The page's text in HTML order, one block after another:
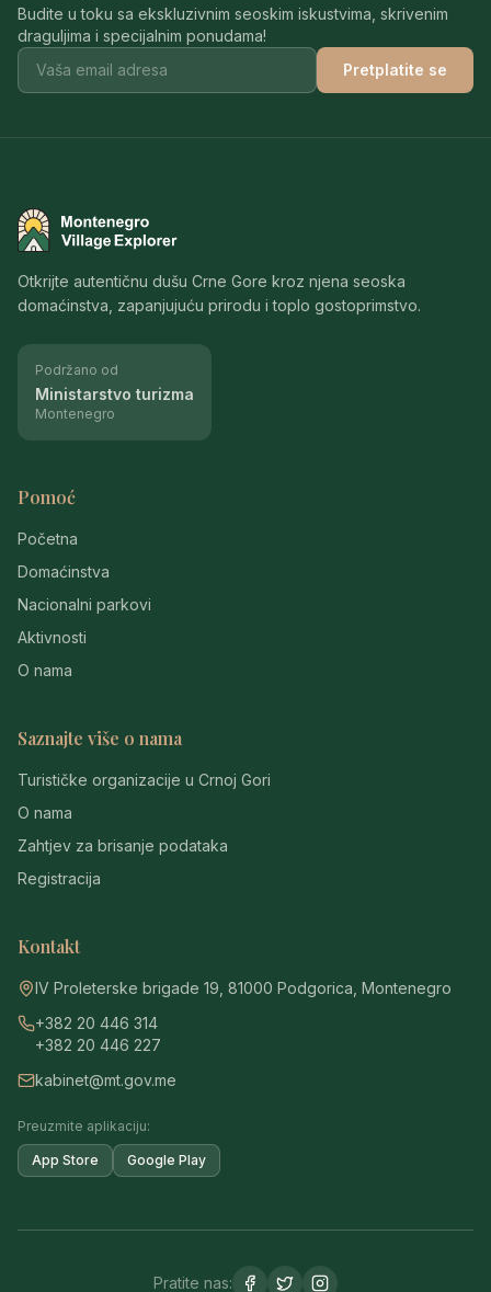
Budite u toku sa ekskluzivnim seoskim iskustvima, skrivenim
draguljima i specijalnim ponudama!
Pretplatite se
Montenegro Village Explorer
Otkrijte autentičnu dušu Crne Gore kroz njena seoska
domaćinstva, zapanjujuću prirodu i toplo gostoprimstvo.
Podržano od
Ministarstvo turizma
Montenegro
Pomoć
Početna
Domaćinstva
Nacionalni parkovi
Aktivnosti
O nama
Saznajte više o nama
Turističke organizacije u Crnoj Gori
O nama
Zahtjev za brisanje podataka
Registracija
Kontakt
IV Proleterske brigade 19, 81000 Podgorica, Montenegro
+382 20 446 314
+382 20 446 227
kabinet@mt.gov.me
Preuzmite aplikaciju:
App Store Google Play
Pratite nas: